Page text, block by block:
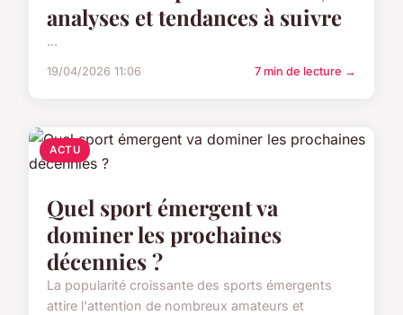
analyses et tendances à suivre
...
19/04/2026 11:06 7 min de lecture →
ACTU
Quel sport émergent va
dominer les prochaines
décennies ?
La popularité croissante des sports émergents
attire l'attention de nombreux amateurs et